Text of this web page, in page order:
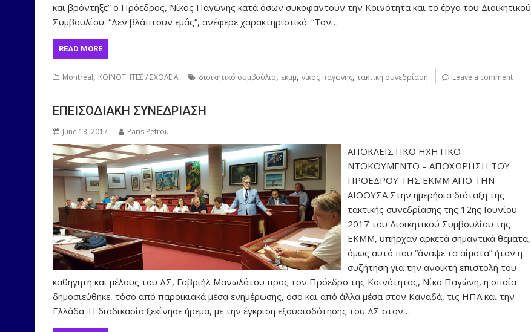
και βρόντηξε” ο Πρόεδρος, Νίκος Παγώνης κατά όσων συκοφαντούν την Κοινότητα και το έργο του Διοικητικού
Συμβουλίου. “Δεν βλάπτουν εμάς”, ανέφερε χαρακτηριστικά. “Τον…
READ MORE
Montreal, ΚΟΙΝΟΤΗΤΕΣ / ΣΧΟΛΕΙΑ διοικητικό συμβούλιο, εκμμ, νίκος παγώνης, τακτική συνεδρίαση Leave a comment
ΕΠΕΙΣΟΔΙΑΚΗ ΣΥΝΕΔΡΙΑΣΗ
June 13, 2017 Paris Petrou
ΑΠΟΚΛΕΙΣΤΙΚΟ ΗΧΗΤΙΚΟ
ΝΤΟΚΟΥΜΕΝΤΟ – ΑΠΟΧΩΡΗΣΗ ΤΟΥ
ΠΡΟΕΔΡΟΥ ΤΗΣ ΕΚΜΜ ΑΠΟ ΤΗΝ
ΑΙΘΟΥΣΑ Στην ημερήσια διάταξη της
τακτικής συνεδρίασης της 12ης Ιουνίου
2017 του Διοικητικού Συμβουλίου της
ΕΚΜΜ, υπήρχαν αρκετά σημαντικά θέματα,
όμως αυτό που “άναψε τα αίματα” ήταν η
συζήτηση για την ανοικτή επιστολή του
καθηγητή και μέλους του ΔΣ, Γαβριήλ Μανωλάτου προς τον Πρόεδρο της Κοινότητας, Νίκο Παγώνη, η οποία
δημοσιεύθηκε, τόσο από παροικιακά μέσα ενημέρωσης, όσο και από άλλα μέσα στον Καναδά, τις ΗΠΑ και την
Ελλάδα. Η διαδικασία ξεκίνησε ήρεμα, με την έγκριση εξουσιοδότησης του ΔΣ στον…